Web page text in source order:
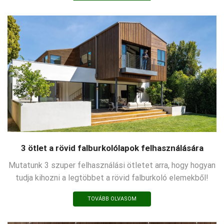
3 ötlet a rövid falburkolólapok felhasználására
Mutatunk 3 szuper felhasználási ötletet arra, hogy hogyan
tudja kihozni a legtöbbet a rövid falburkoló elemekből!
TOVÁBB OLVASOM